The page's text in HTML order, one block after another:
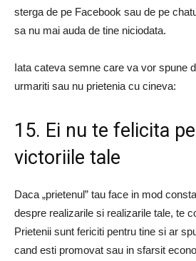
sterga de pe Facebook sau de pe
sa nu mai auda de tine niciodata.
Iata cateva semne care va vor spune
urmariti sau nu prietenia cu cineva:
15. Ei nu te felicita
victoriile tale
Daca „prietenul” tau face in mod
despre realizarile si realizarile tale, te
Prietenii sunt fericiti pentru tine si ar
cand esti promovat sau in sfarsit